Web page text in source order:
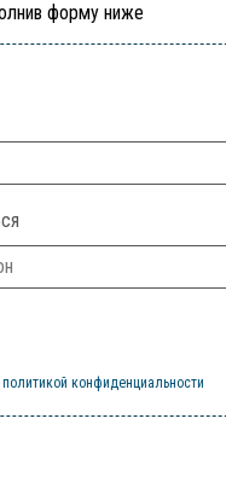
форму ниже
политикой конфиденциальности